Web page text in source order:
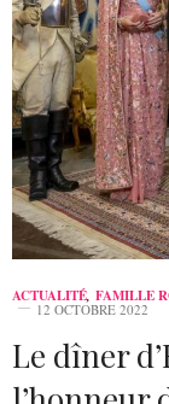
ACTUALITÉ, FAMILLE
12 OCTOBRE 2022
Le dîner